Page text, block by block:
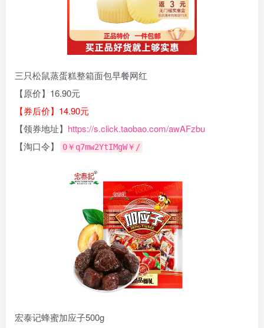
三只松鼠蒸蛋糕整箱面包早餐网红
【原价】16.90元
【券后价】14.90元
【领券地址】 https://s.click.taobao.com/awAFzbu
【淘口令】
0￥q7mw2YtIMgW￥/
宏泰记蜂蜜加应子500g